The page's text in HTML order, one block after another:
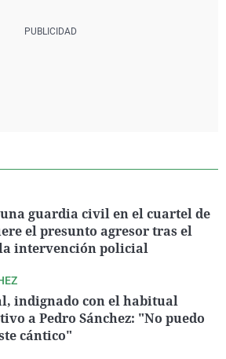
guardia civil en el cuartel de
el presunto agresor tras el
intervención policial
indignado con el habitual
a Pedro Sánchez: "No puedo
cántico"